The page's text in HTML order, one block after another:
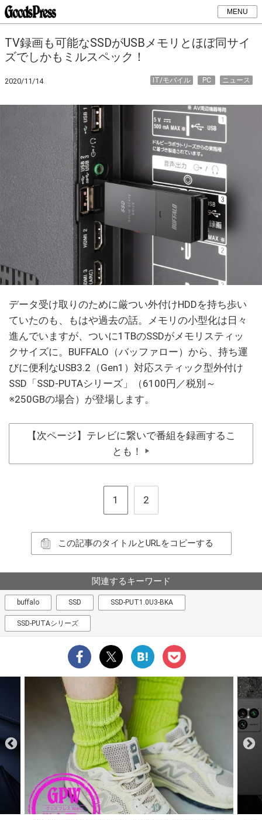
MENU
TV録画も可能なSSDがUSBメモリとほぼ同サイ
ズでしかもミルスペック！
2020/11/14 ニュース
PC
IT/モバイル
データ受け取りのために厳つい外付けHDDを持ち歩い
ていたのも、もはや過去の話。メモリの小型化は日々
進んでいますが、ついに1TBのSSDがメモリスティッ
クサイズに。BUFFALO（バッファロー）から、持ち運
びに便利なUSB3.2（Gen1）対応スティック型外付け
SSD「SSD-PUTAシリーズ」（6100円／税別～
※250GBの場合）が登場します。
【次ページ】テレビに繋いで番組を録画するこ
とも！
▶
1 2
この記事のタイトルとURLをコピーする
関連するキーワード
buffalo SSD SSD-PUT1.0U3-BKA
SSD-PUTAシリーズ